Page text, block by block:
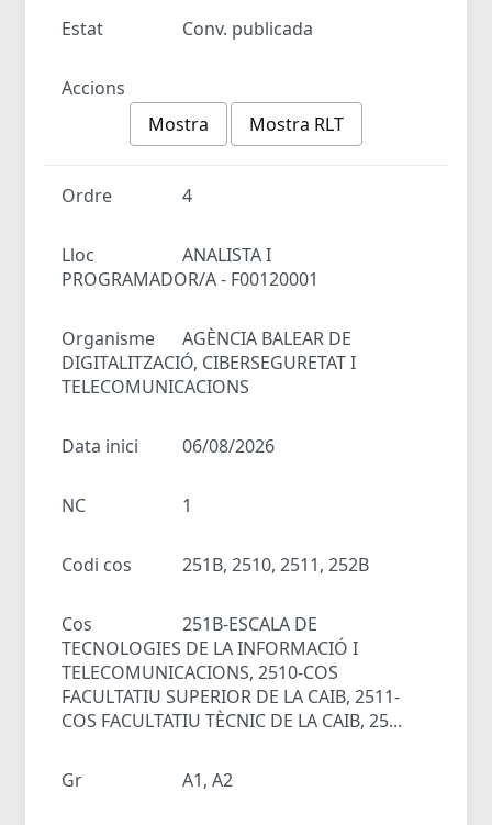
Estat Conv. publicada
Accions
Mostra
Mostra RLT
Ordre 4
Lloc
ANALISTA I
PROGRAMADOR/A - F00120001
Organisme
AGÈNCIA BALEAR DE
DIGITALITZACIÓ, CIBERSEGURETAT I
TELECOMUNICACIONS
Data inici 06/08/2026
NC 1
Codi cos 251B, 2510, 2511, 252B
Cos
251B-ESCALA DE
TECNOLOGIES DE LA INFORMACIÓ I
TELECOMUNICACIONS, 2510-COS
FACULTATIU SUPERIOR DE LA CAIB, 2511-
COS FACULTATIU TÈCNIC DE LA CAIB, 25...
Gr A1, A2